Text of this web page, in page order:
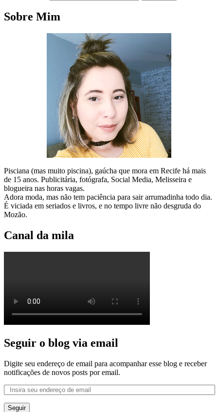
Sobre Mim
Pisciana (mas muito piscina), gaúcha que mora em Recife há mais
de 15 anos. Publicitária, fotógrafa, Social Media, Melisseira e
blogueira nas horas vagas.
Adora moda, mas não tem paciência para sair arrumadinha todo dia.
É viciada em seriados e livros, e no tempo livre não desgruda do
Mozão.
Canal da mila
Seguir o blog via email
Digite seu endereço de email para acompanhar esse blog e receber
notificações de novos posts por email.
Seguir